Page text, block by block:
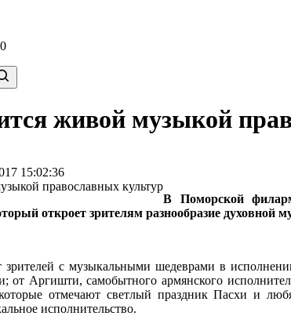
живой музыкой
15:02:36
В Поморской
откроет зрителям разнообразие духовной
зрителей с музыкальными шедеврами в
от Аргишти, самобытного армянского
отмечают светлый праздник Пасхи и
исполнительство.